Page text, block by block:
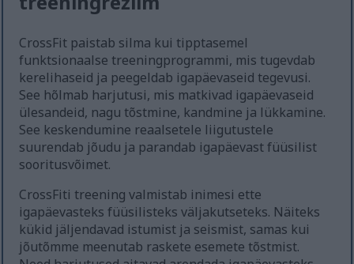
CrossFit paistab silma kui tipptasemel
funktsionaalse treeningprogrammi, mis tugevdab
kerelihaseid ja peegeldab igapäevaseid tegevusi.
See hõlmab harjutusi, mis matkivad igapäevaseid
ülesandeid, nagu tõstmine, kandmine ja lükkamine.
See keskendumine reaalsetele liigutustele
suurendab jõudu ja parandab igapäevast füüsilist
sooritusvõimet.
CrossFiti treening valmistab inimesi ette
igapäevasteks füüsilisteks väljakutseteks. Näiteks
kükid jäljendavad istumist ja seismist, samas kui
jõutõmme meenutab raskete esemete tõstmist.